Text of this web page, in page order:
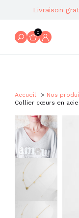
Livraison
0
Accueil
Nos
Collier cœurs en